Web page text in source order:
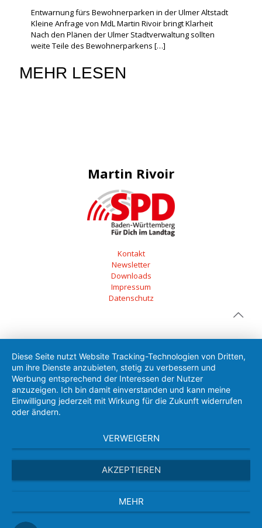
Entwarnung fürs Bewohnerparken in der Ulmer Altstadt
Kleine Anfrage von MdL Martin Rivoir bringt Klarheit
Nach den Plänen der Ulmer Stadtverwaltung sollten
weite Teile des Bewohnerparkens […]
MEHR LESEN
Martin Rivoir
Kontakt
Newsletter
Downloads
Impressum
Datenschutz
Diese Seite nutzt Website Tracking-Technologien von Dritten,
um ihre Dienste anzubieten, stetig zu verbessern und
Werbung entsprechend der Interessen der Nutzer
anzuzeigen. Ich bin damit einverstanden und kann meine
Einwilligung jederzeit mit Wirkung für die Zukunft widerrufen
oder ändern.
VERWEIGERN
AKZEPTIEREN
MEHR